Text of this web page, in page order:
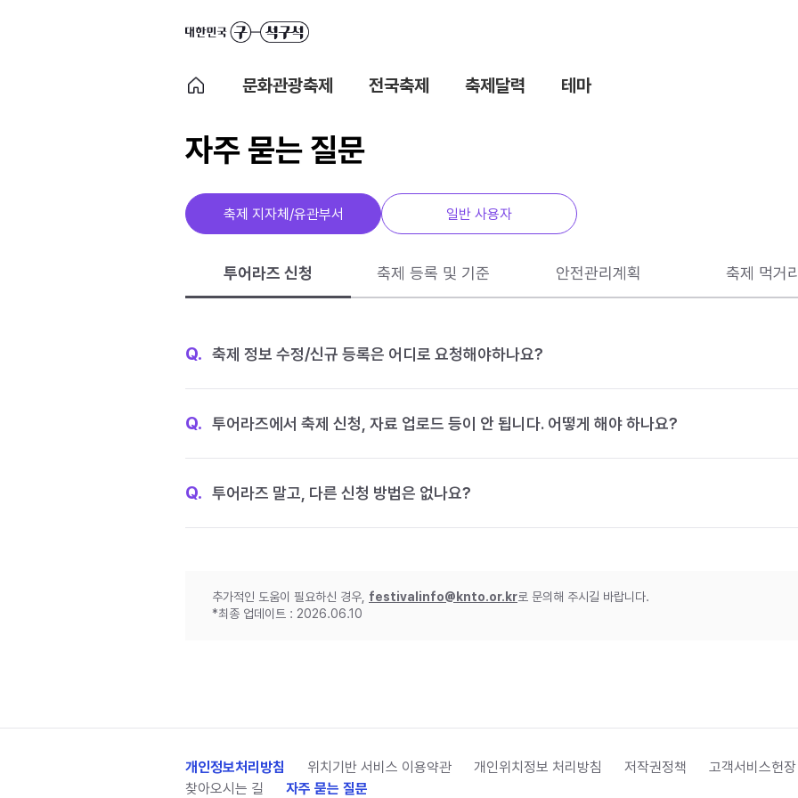
문화관광축제 전국축제 축제달력 테마
자주 묻는 질문
축제 지자체/유관부서 일반 사용자
투어라즈 신청 축제 등록 및 기준 안전관리계획 축제 먹거리
Q. 축제 정보 수정/신규 등록은 어디로 요청해야하나요?
Q. 투어라즈에서 축제 신청, 자료 업로드 등이 안 됩니다. 어떻게 해야 하나요?
Q. 투어라즈 말고, 다른 신청 방법은 없나요?
추가적인 도움이 필요하신 경우, festivalinfo@knto.or.kr로 문의해 주시길 바랍니다.
*최종 업데이트 : 2026.06.10
개인정보처리방침 위치기반 서비스 이용약관 개인위치정보 처리방침 저작권정책 고객서비스헌장
찾아오시는 길
자주 묻는 질문